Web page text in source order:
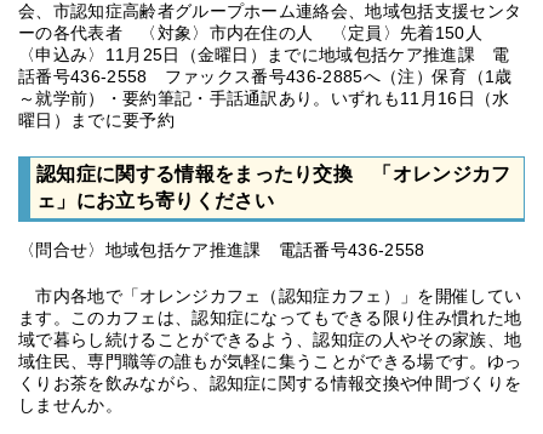
会、市認知症高齢者グループホーム連絡会、地域包括支援センタ
ーの各代表者 〈対象〉市内在住の人 〈定員〉先着150人
〈申込み〉11月25日（金曜日）までに地域包括ケア推進課 電
話番号436-2558 ファックス番号436-2885へ（注）保育（1歳
～就学前）・要約筆記・手話通訳あり。いずれも11月16日（水
曜日）までに要予約
認知症に関する情報をまったり交換 「オレンジカフ
ェ」にお立ち寄りください
〈問合せ〉地域包括ケア推進課 電話番号436-2558
市内各地で「オレンジカフェ（認知症カフェ）」を開催してい
ます。このカフェは、認知症になってもできる限り住み慣れた地
域で暮らし続けることができるよう、認知症の人やその家族、地
域住民、専門職等の誰もが気軽に集うことができる場です。ゆっ
くりお茶を飲みながら、認知症に関する情報交換や仲間づくりを
しませんか。